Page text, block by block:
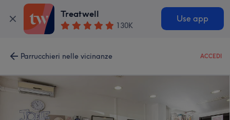
Treatwell
130K
Use app
Parrucchieri nelle vicinanze ACCEDI